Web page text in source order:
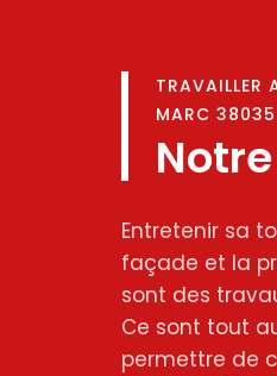
TRAVAILLER
MARC 38035
Entretenir sa
façade et la
sont des
Ce sont tout
permettre de